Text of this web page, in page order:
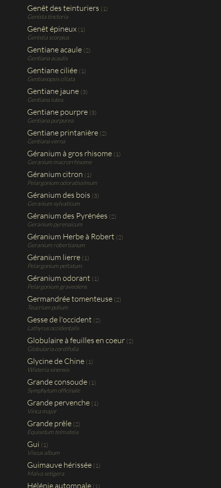
Genêt des teinturiers (1)
Genista tinctoria
Genêt épineux (1)
Genistia scorpius
Gentiane acaule (2)
Gentiana acaulis
Gentiane ciliée (1)
Gentianopsis ciliata
Gentiane jaune (3)
Gentiana lutea
Gentiane pourpre (3)
Gentiana purpurea
Gentiane printanière (2)
Gentiana verna
Géranium à gros rhisome (1)
Geranium macrorrhisome
Géranium citron (1)
Pelargonium odoratissimum
Géranium des bois (3)
Geranium sylvaticum
Géranium des Pyrénées (2)
Geranium pyrenaicum
Géranium Herbe à Robert (2)
Geranium robertianum
Géranium lierre (1)
Pelargonium peltatum
Géranium odorant (1)
Pelargonium graveolens
Germandrée tomenteuse (2)
Teucrium polium
Gesse de l'occident (2)
Lathyrus occidentalis
Globulaire à feuilles en coeur (2)
Globularia cordifolia
Glycine de Chine (1)
Wisteria sinensis
Grande consoude (1)
Symphytum officinale
Grande pervenche (1)
Vinca major
Grande prêle (2)
Equisetum telmateia
Gui (1)
Viscus album
Guimauve hérissée (1)
Malva setigera
Hélénie automnale (1)